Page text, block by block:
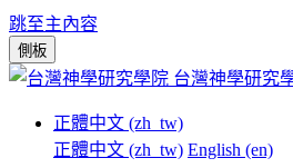
跳至主內容
側板
台灣神學研究
正體中文 ‎(zh_tw)‎
正體中文 ‎(zh_tw)‎ English ‎(en)‎